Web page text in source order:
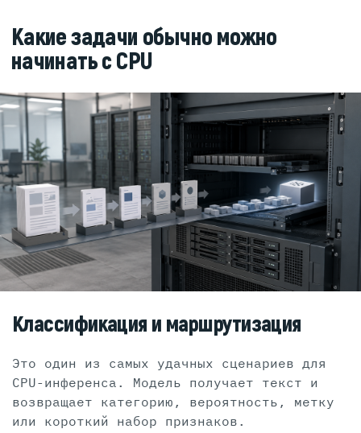
Какие задачи обычно можно
начинать с CPU
Классификация и маршрутизация
Это один из самых удачных сценариев для
CPU-инференса. Модель получает текст и
возвращает категорию, вероятность, метку
или короткий набор признаков.